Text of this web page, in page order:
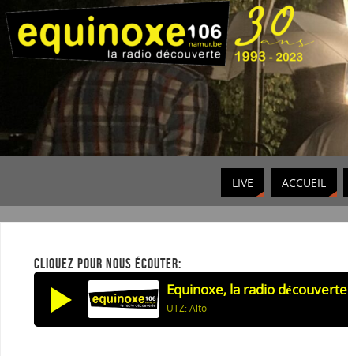
LIVE ACCUEIL
CLIQUEZ POUR NOUS ÉCOUTER:
Equinoxe, la radio découverte
UTZ: Alto